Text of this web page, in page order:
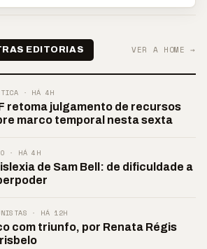
EDITORIAS VER A HOME →
· HÁ 4H
retoma julgamento de recursos
marco temporal nesta sexta
· HÁ 4H
de Sam Bell: de dificuldade a
· HÁ 12H
com triunfo, por Renata Régis